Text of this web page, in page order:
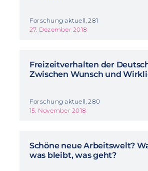
Forschung aktuell, 281
27. Dezember 2018
Freizeitverhalten der
Zwischen Wunsch und
Forschung aktuell, 280
15. November 2018
Schöne neue Arbeitswelt?
was bleibt, was geht?